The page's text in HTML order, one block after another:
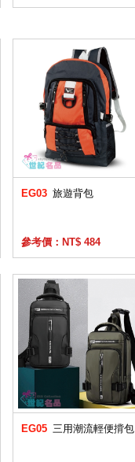
EG03 旅遊背包
參考價：NT$ 484
EG05 三用潮流輕便揹包